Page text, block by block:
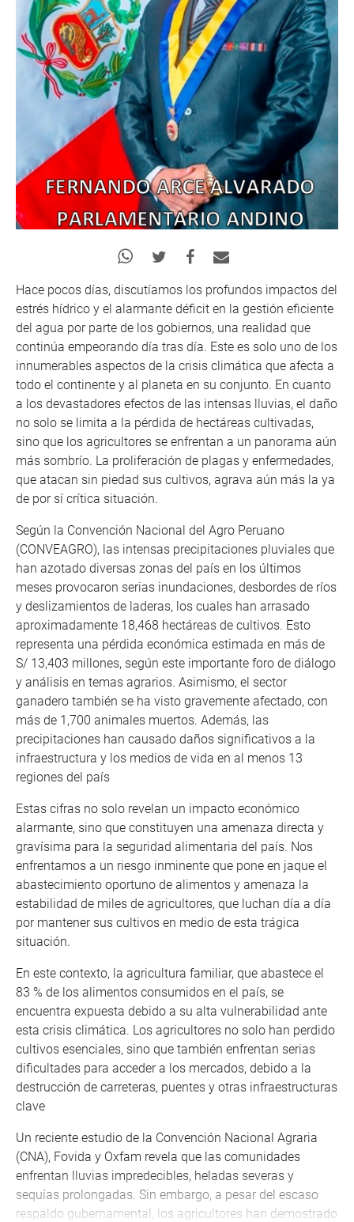
Hace pocos días, discutíamos los profundos impactos del
estrés hídrico y el alarmante déficit en la gestión eficiente
del agua por parte de los gobiernos, una realidad que
continúa empeorando día tras día. Este es solo uno de los
innumerables aspectos de la crisis climática que afecta a
todo el continente y al planeta en su conjunto. En cuanto
a los devastadores efectos de las intensas lluvias, el daño
no solo se limita a la pérdida de hectáreas cultivadas,
sino que los agricultores se enfrentan a un panorama aún
más sombrío. La proliferación de plagas y enfermedades,
que atacan sin piedad sus cultivos, agrava aún más la ya
de por sí crítica situación.
Según la Convención Nacional del Agro Peruano
(CONVEAGRO), las intensas precipitaciones pluviales que
han azotado diversas zonas del país en los últimos
meses provocaron serias inundaciones, desbordes de ríos
y deslizamientos de laderas, los cuales han arrasado
aproximadamente 18,468 hectáreas de cultivos. Esto
representa una pérdida económica estimada en más de
S/ 13,403 millones, según este importante foro de diálogo
y análisis en temas agrarios. Asimismo, el sector
ganadero también se ha visto gravemente afectado, con
más de 1,700 animales muertos. Además, las
precipitaciones han causado daños significativos a la
infraestructura y los medios de vida en al menos 13
regiones del país
Estas cifras no solo revelan un impacto económico
alarmante, sino que constituyen una amenaza directa y
gravísima para la seguridad alimentaria del país. Nos
enfrentamos a un riesgo inminente que pone en jaque el
abastecimiento oportuno de alimentos y amenaza la
estabilidad de miles de agricultores, que luchan día a día
por mantener sus cultivos en medio de esta trágica
situación.
En este contexto, la agricultura familiar, que abastece el
83 % de los alimentos consumidos en el país, se
encuentra expuesta debido a su alta vulnerabilidad ante
esta crisis climática. Los agricultores no solo han perdido
cultivos esenciales, sino que también enfrentan serias
dificultades para acceder a los mercados, debido a la
destrucción de carreteras, puentes y otras infraestructuras
clave
Un reciente estudio de la Convención Nacional Agraria
(CNA), Fovida y Oxfam revela que las comunidades
enfrentan lluvias impredecibles, heladas severas y
sequías prolongadas. Sin embargo, a pesar del escaso
respaldo gubernamental, los agricultores han demostrado